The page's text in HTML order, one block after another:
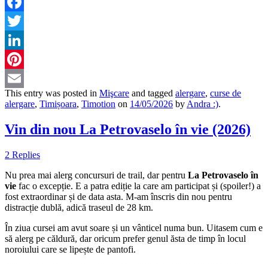
Facebook
Twitter
LinkedIn
Pinterest
Email
This entry was posted in Mişcare and tagged alergare, curse de
alergare, Timișoara, Timotion on 14/05/2026 byAndra :).
Vin din nou La Petrovaselo în vie (2026)
2 Replies
Nu prea mai alerg concursuri de trail, dar pentru La Petrovaselo în
vie fac o excepție. E a patra ediție la care am participat și (spoiler!) a
fost extraordinar și de data asta. M-am înscris din nou pentru
distracție dublă, adică traseul de 28 km.
În ziua cursei am avut soare și un vânticel numa bun. Uitasem cum e
să alerg pe căldură, dar oricum prefer genul ăsta de timp în locul
noroiului care se lipește de pantofi.